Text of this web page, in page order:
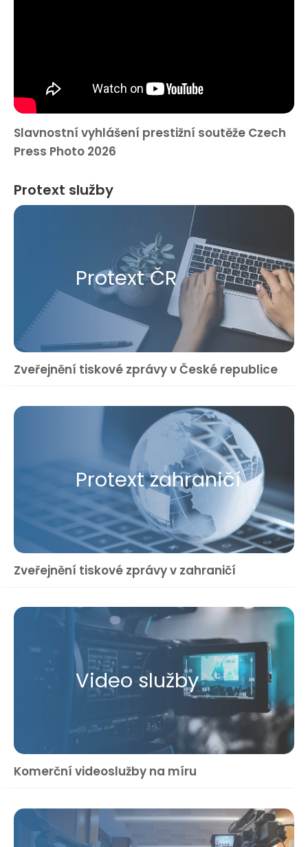
Slavnostní vyhlášení prestižní soutěže Czech
Press Photo 2026
Protext služby
Protext ČR
Zveřejnění tiskové zprávy v České republice
Protext zahraničí
Zveřejnění tiskové zprávy v zahraničí
Video služby
Komerční videoslužby na míru